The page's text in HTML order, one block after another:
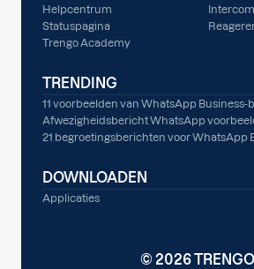
Helpcentrum
Statuspagina
Trengo Academy
Intercom
TRENDING
11 voorbeelden van WhatsApp
Afwezigheidsbericht WhatsApp
21 begroetingsberichten voor WhatsApp
DOWNLOADEN
Applicaties
© 2026 TRENGO